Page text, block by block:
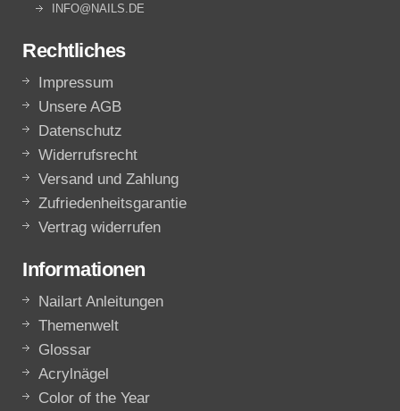
INFO@NAILS.DE
Rechtliches
Impressum
Unsere AGB
Datenschutz
Widerrufsrecht
Versand und Zahlung
Zufriedenheitsgarantie
Vertrag widerrufen
Informationen
Nailart Anleitungen
Themenwelt
Glossar
Acrylnägel
Color of the Year